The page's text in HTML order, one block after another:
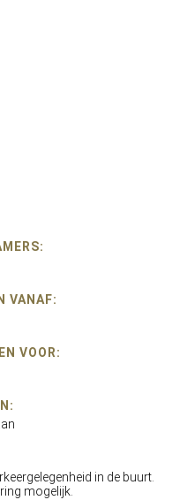
VANAF:
VOOR:
in de buurt.
mogelijk.